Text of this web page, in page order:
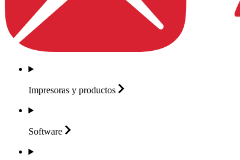
Impresoras y productos
Software